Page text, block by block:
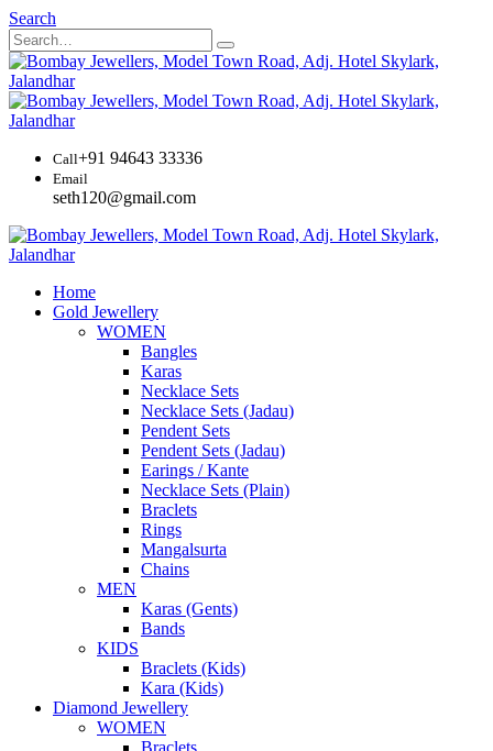
Search
Call+91 94643 33336
Email
seth120@gmail.com
Home
Gold Jewellery
WOMEN
Bangles
Karas
Necklace Sets
Necklace Sets (Jadau)
Pendent Sets
Pendent Sets (Jadau)
Earings / Kante
Necklace Sets (Plain)
Braclets
Rings
Mangalsurta
Chains
MEN
Karas (Gents)
Bands
KIDS
Braclets (Kids)
Kara (Kids)
Diamond Jewellery
WOMEN
Braclets